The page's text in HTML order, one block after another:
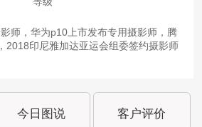
师，华为p10上市发布专用摄影师，腾
2018印尼雅加达亚运会组委签约摄影师
今日图说 客户评价